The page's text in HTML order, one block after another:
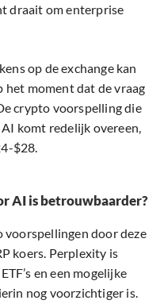
draait om enterprise
op de exchange kan
het moment dat de vraag
crypto voorspelling die
komt redelijk overeen,
$28.
AI is betrouwbaarder?
door deze
koers. Perplexity is
en een mogelijke
nog voorzichtiger is.